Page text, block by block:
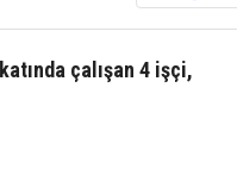
çalışan 4 işçi,